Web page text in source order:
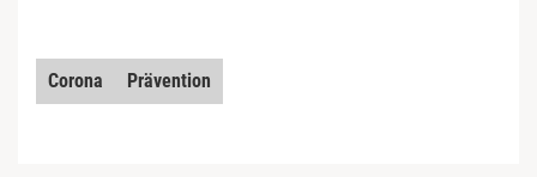
Corona Prävention